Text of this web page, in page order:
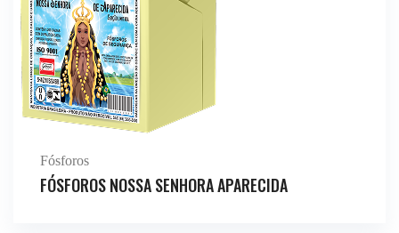
Fósforos
FÓSFOROS NOSSA SENHORA APARECIDA